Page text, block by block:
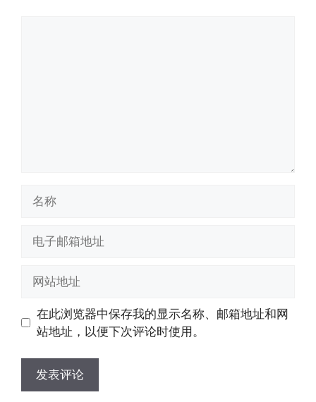
址
址
在此浏览器中保存我的显示名称、邮箱地址和网
站地址，以便下次评论时使用。